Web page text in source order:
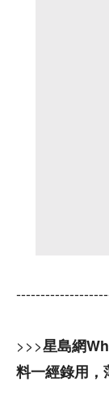
>>>星島網
料一經錄用，